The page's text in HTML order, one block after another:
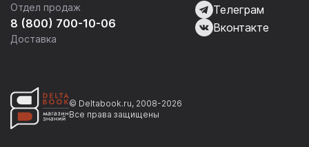
Отдел продаж
8 (800) 700-10-06
Доставка
Телеграм
Вконтакте
© Deltabook.ru, 2008-2026
Все права защищены